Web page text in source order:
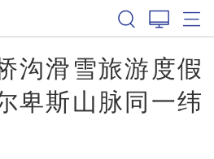
沟滑雪旅游度假
卑斯山脉同一纬